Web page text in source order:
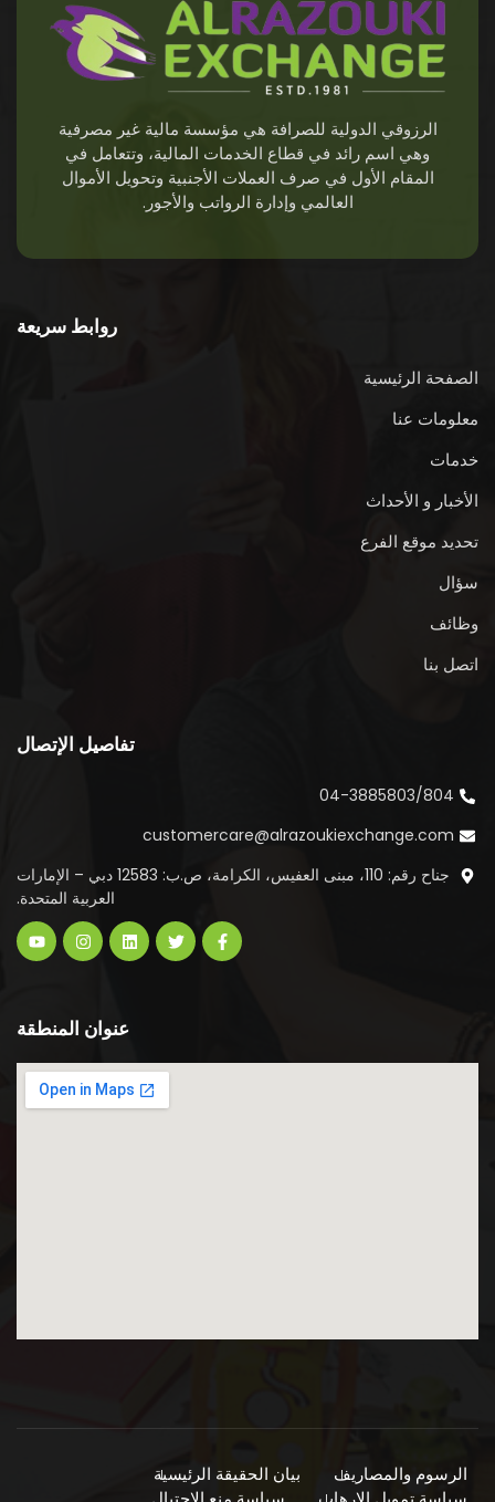
الرزوقي الدولية للصرافة هي مؤسسة مالية غير مصرفية
وهي اسم رائد في قطاع الخدمات المالية، وتتعامل في
المقام الأول في صرف العملات الأجنبية وتحويل الأموال
العالمي وإدارة الرواتب والأجور.
روابط سريعة
الصفحة الرئيسية
معلومات عنا
خدمات
الأخبار و الأحداث
تحديد موقع الفرع
سؤال
وظائف
اتصل بنا
تفاصيل الإتصال
04-3885803/804
customercare@alrazoukiexchange.com
جناح رقم: 110، مبنى العفيس، الكرامة، ص.ب: 12583 دبي – الإمارات
العربية المتحدة.
عنوان المنطقة
الرسوم والمصاريف
بيان الحقيقة الرئيسية